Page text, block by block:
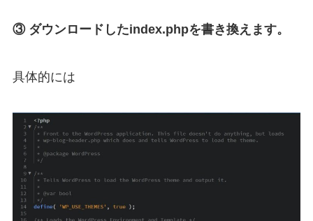
③ ダウンロードしたindex.phpを書き換えます。
具体的には